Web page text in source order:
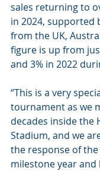
sales returning to
in 2024, supported
from the UK,
figure is up from
and 3% in 2022
“This is a very
tournament as we
decades inside the
Stadium, and we
the response of
milestone year